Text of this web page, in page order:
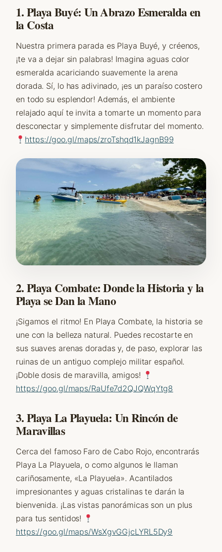
1. Playa Buyé: Un Abrazo Esmeralda en
la Costa
Nuestra primera parada es Playa Buyé, y créenos,
¡te va a dejar sin palabras! Imagina aguas color
esmeralda acariciando suavemente la arena
dorada. Sí, lo has adivinado, ¡es un paraíso costero
en todo su esplendor! Además, el ambiente
relajado aquí te invita a tomarte un momento para
desconectar y simplemente disfrutar del momento.
https://goo.gl/maps/zroTshqd1kJagnB99
2. Playa Combate: Donde la Historia y la
Playa se Dan la Mano
¡Sigamos el ritmo! En Playa Combate, la historia se
une con la belleza natural. Puedes recostarte en
sus suaves arenas doradas y, de paso, explorar las
ruinas de un antiguo complejo militar español.
¡Doble dosis de maravilla, amigos!
https://goo.gl/maps/RaUfe7d2QJQWqYtg8
3. Playa La Playuela: Un Rincón de
Maravillas
Cerca del famoso Faro de Cabo Rojo, encontrarás
Playa La Playuela, o como algunos le llaman
cariñosamente, «La Playuela». Acantilados
impresionantes y aguas cristalinas te darán la
bienvenida. ¡Las vistas panorámicas son un plus
para tus sentidos!
https://goo.gl/maps/WsXgvGGjcLYRL5Dy9